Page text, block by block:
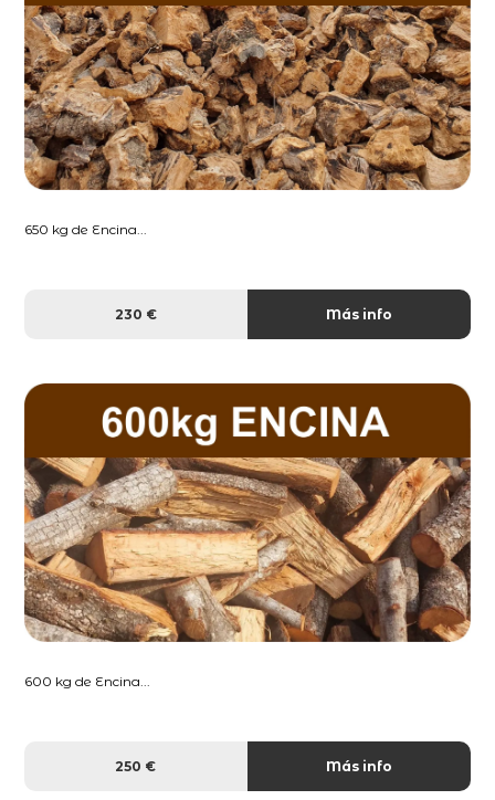
650 kg de Encina...
230 € Más info
600 kg de Encina...
250 € Más info